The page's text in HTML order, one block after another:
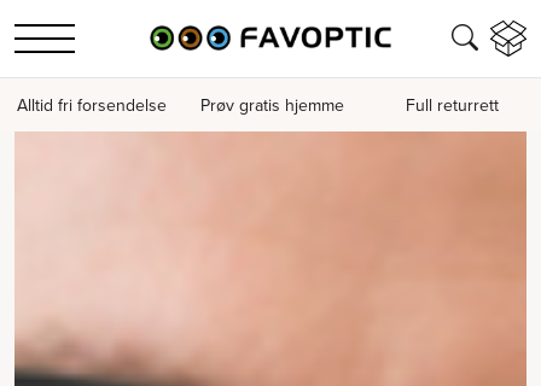
Alltid fri forsendelse Prøv gratis hjemme Full returrett